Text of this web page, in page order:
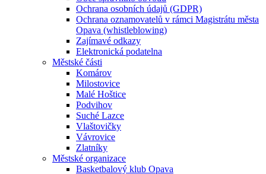
Ochrana osobních údajů (GDPR)
Ochrana oznamovatelů v rámci Magistrátu města
Opava (whistleblowing)
Zajímavé odkazy
Elektronická podatelna
Městské části
Komárov
Milostovice
Malé Hoštice
Podvihov
Suché Lazce
Vlaštovičky
Vávrovice
Zlatníky
Městské organizace
Basketbalový klub Opava